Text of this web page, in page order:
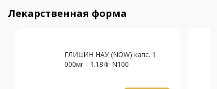
Лекарственная форма
ГЛИЦИН НАУ (NOW) капс. 1
000мг - 1.184г N100